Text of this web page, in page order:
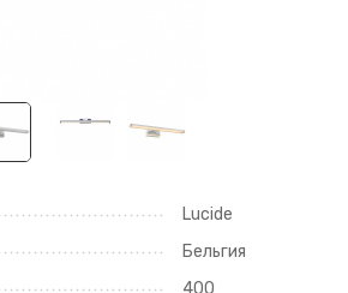
Lucide
Бельгия
400